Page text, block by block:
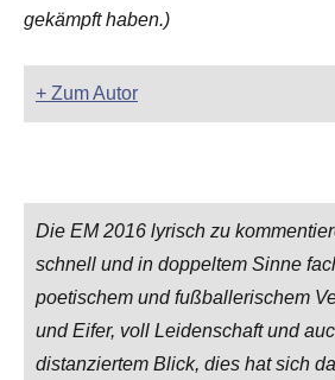
gekämpft haben.)
+ Zum Autor
Die EM 2016 lyrisch zu
schnell und in doppeltem Sinne
poetischem und fußballerischem
und Eifer, voll Leidenschaft und
distanziertem Blick, dies hat sich